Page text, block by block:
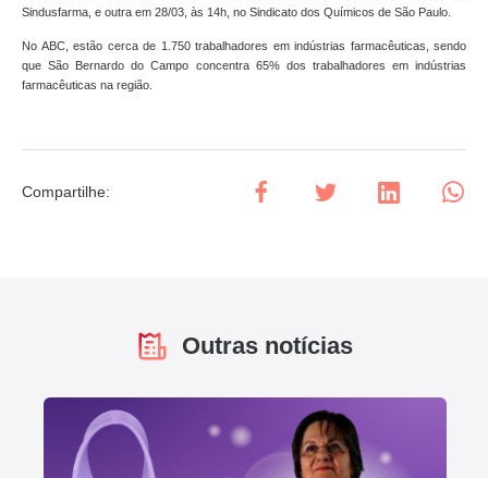
Sindusfarma, e outra em 28/03, às 14h, no Sindicato dos Químicos de São Paulo.
No ABC, estão cerca de 1.750 trabalhadores em indústrias farmacêuticas, sendo
que São Bernardo do Campo concentra 65% dos trabalhadores em indústrias
farmacêuticas na região.
Compartilhe:
Outras notícias